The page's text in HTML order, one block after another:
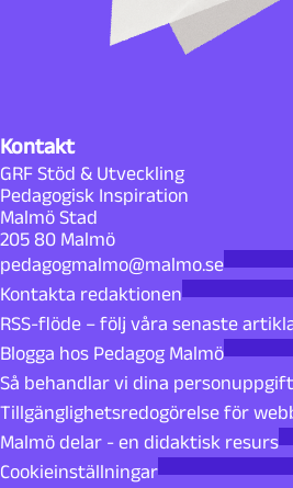
Kontakt
GRF Stöd & Utveckling
Pedagogisk Inspiration
Malmö Stad
205 80 Malmö
pedagogmalmo@malmo.se
Kontakta redaktionen
RSS-flöde – följ våra senaste
Blogga hos Pedagog Malmö
Så behandlar vi dina
Tillgänglighetsredogörelse för
Malmö delar - en didaktisk resurs
Cookieinställningar